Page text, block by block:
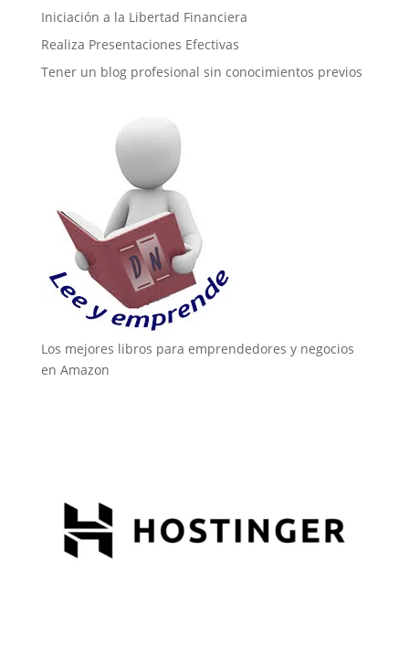
Iniciación a la Libertad Financiera
Realiza Presentaciones Efectivas
Tener un blog profesional sin conocimientos previos
Los mejores libros para emprendedores y negocios
en Amazon